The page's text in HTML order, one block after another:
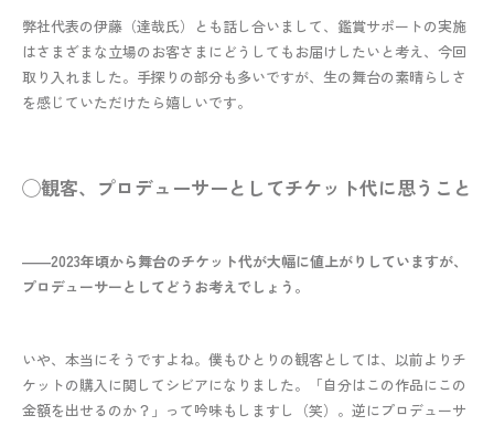
弊社代表の伊藤（達哉氏）とも話し合いまして、鑑賞サポートの実施
はさまざまな立場のお客さまにどうしてもお届けしたいと考え、今回
取り入れました。手探りの部分も多いですが、生の舞台の素晴らしさ
を感じていただけたら嬉しいです。
◯観客、プロデューサーとしてチケット代に思うこと
――2023年頃から舞台のチケット代が大幅に値上がりしていますが、
プロデューサーとしてどうお考えでしょう。
いや、本当にそうですよね。僕もひとりの観客としては、以前よりチ
ケットの購入に関してシビアになりました。「自分はこの作品にこの
金額を出せるのか？」って吟味もしますし（笑）。逆にプロデューサ